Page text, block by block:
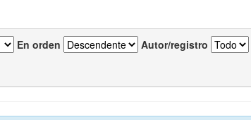
En orden Autor/registro